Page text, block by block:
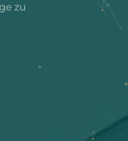
zu